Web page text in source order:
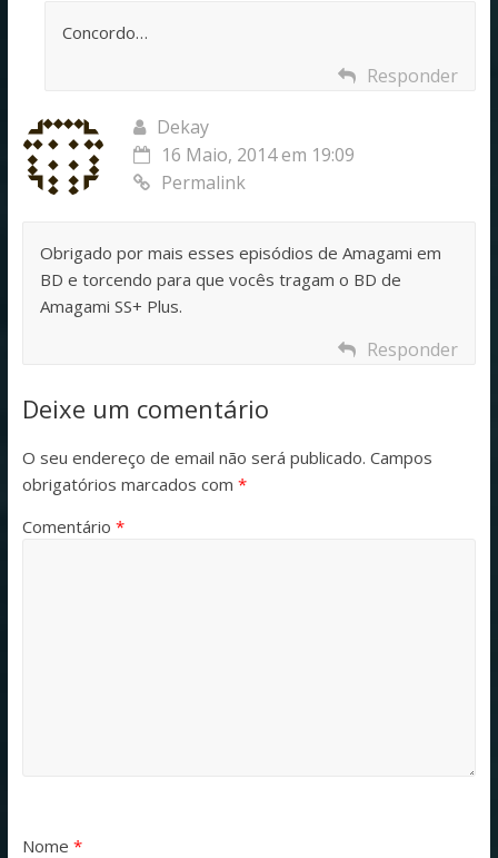
Concordo…
Responder
Dekay
16 Maio, 2014 em 19:09
Permalink
Obrigado por mais esses episódios de Amagami em
BD e torcendo para que vocês tragam o BD de
Amagami SS+ Plus.
Responder
Deixe um comentário
O seu endereço de email não será publicado. Campos
obrigatórios marcados com *
Comentário *
Nome *